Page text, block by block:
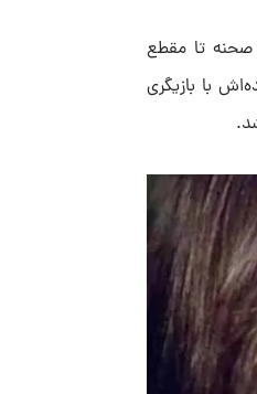
تا مقطع
با بازیگری